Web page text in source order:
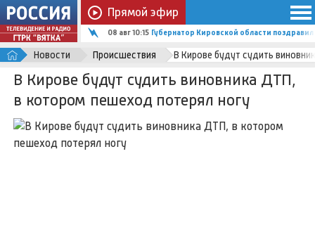
Прямой эфир
08 авг 10:15 Губернатор Кировской области
Новости Происшествия В Кирове будут судить
В Кирове будут судить виновника ДТП,
в котором пешеход потерял ногу